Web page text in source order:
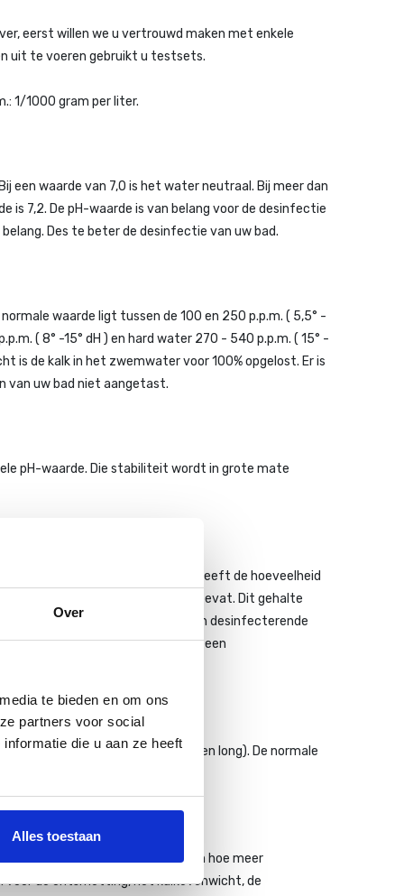
Over
te bieden en om ons
partners voor social
die u aan ze heeft
Alles toestaan
eerst willen we u vertrouwd maken met enkele
uit te voeren gebruikt u testsets.
1/1000 gram per liter.
een waarde van 7,0 is het water neutraal. Bij meer dan
is 7,2. De pH-waarde is van belang voor de desinfectie
Des te beter de desinfectie van uw bad.
waarde ligt tussen de 100 en 250 p.p.m. ( 5,5° -
( 8° -15° dH ) en hard water 270 - 540 p.p.m. ( 15° -
is de kalk in het zwemwater voor 100% opgelost. Er is
van uw bad niet aangetast.
pH-waarde. Die stabiliteit wordt in grote mate
De totale chloorwaarde geeft de hoeveelheid
hoeveel actief chloor uw water bevat. Dit gehalte
is niet meer actief. Het heeft z`n desinfecterende
hoe beter. Hanteer een
(Choc) en chloortabletten (mini en long). De normale
hoe meer algen en bacteriën. En hoe meer
de ontsmetting, het kalkevenwicht, de